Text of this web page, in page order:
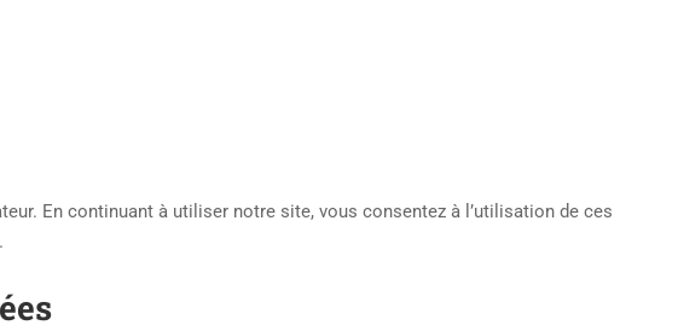
En continuant à utiliser notre site, vous consentez à l’utilisation de ces